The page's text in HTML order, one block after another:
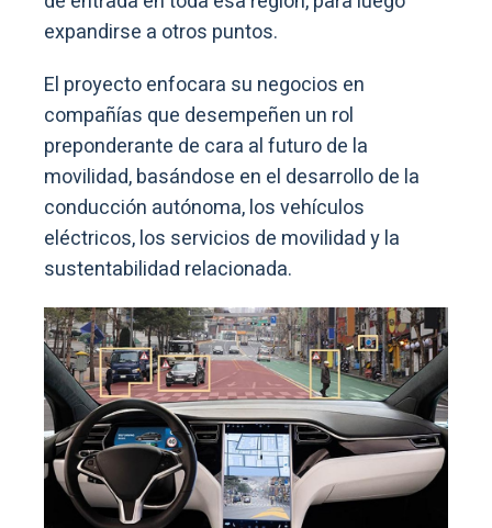
expandirse a otros puntos.
El proyecto enfocara su negocios en
compañías que desempeñen un rol
preponderante de cara al futuro de la
movilidad, basándose en el desarrollo de la
conducción autónoma, los vehículos
eléctricos, los servicios de movilidad y la
sustentabilidad relacionada.